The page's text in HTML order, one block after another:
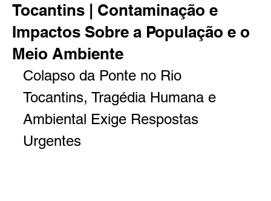
Tocantins | Contaminação e
Impactos Sobre a População e o
Meio Ambiente
Colapso da Ponte no Rio
Tocantins, Tragédia Humana e
Ambiental Exige Respostas
Urgentes